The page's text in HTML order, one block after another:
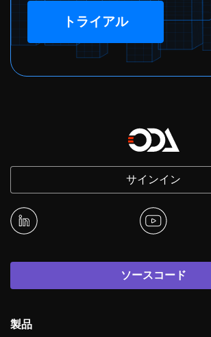
トライアル
サインイン
ソースコード
製品